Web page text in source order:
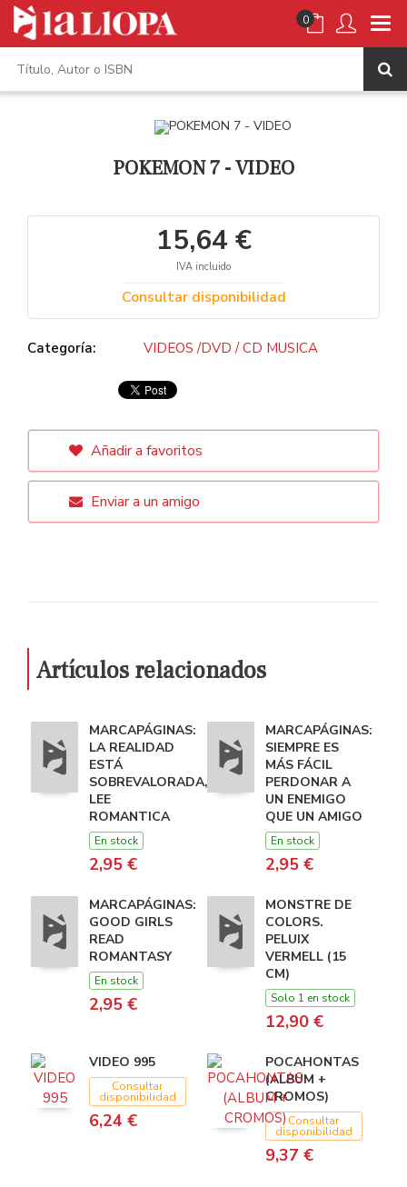
0
POKEMON 7 - VIDEO
15,64 €
IVA incluido
Consultar disponibilidad
Categoría: VIDEOS /DVD / CD MUSICA
Añadir a favoritos
Enviar a un amigo
Artículos relacionados
MARCAPÁGINAS:
LA REALIDAD
ESTÁ
SOBREVALORADA,
LEE
ROMANTICA
En stock
2,95 €
MARCAPÁGINAS:
SIEMPRE ES
MÁS FÁCIL
PERDONAR A
UN ENEMIGO
QUE UN AMIGO
En stock
2,95 €
MARCAPÁGINAS:
GOOD GIRLS
READ
ROMANTASY
En stock
2,95 €
MONSTRE DE
COLORS.
PELUIX
VERMELL (15
CM)
Solo 1 en stock
12,90 €
VIDEO 995
Consultar
disponibilidad
6,24 €
POCAHONTAS
(ALBUM +
CROMOS)
Consultar
disponibilidad
9,37 €